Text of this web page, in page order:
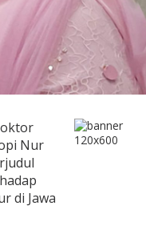
Nur
di Jawa